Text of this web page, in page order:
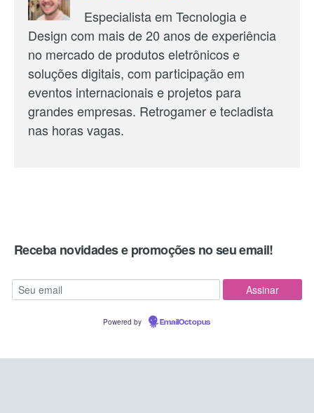
Especialista em Tecnologia e
Design com mais de 20 anos de experiência
no mercado de produtos eletrônicos e
soluções digitais, com participação em
eventos internacionais e projetos para
grandes empresas. Retrogamer e tecladista
nas horas vagas.
Receba novidades e promoções no seu email!
Powered by EmailOctopus